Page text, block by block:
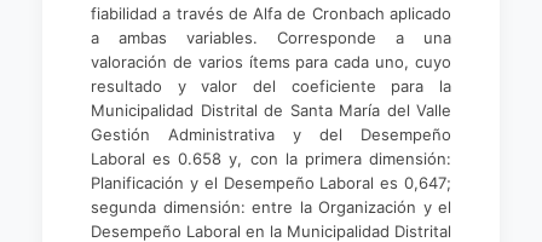
fiabilidad a través de Alfa de Cronbach aplicado
a ambas variables. Corresponde a una
valoración de varios ítems para cada uno, cuyo
resultado y valor del coeficiente para la
Municipalidad Distrital de Santa María del Valle
Gestión Administrativa y del Desempeño
Laboral es 0.658 y, con la primera dimensión:
Planificación y el Desempeño Laboral es 0,647;
segunda dimensión: entre la Organización y el
Desempeño Laboral en la Municipalidad Distrital